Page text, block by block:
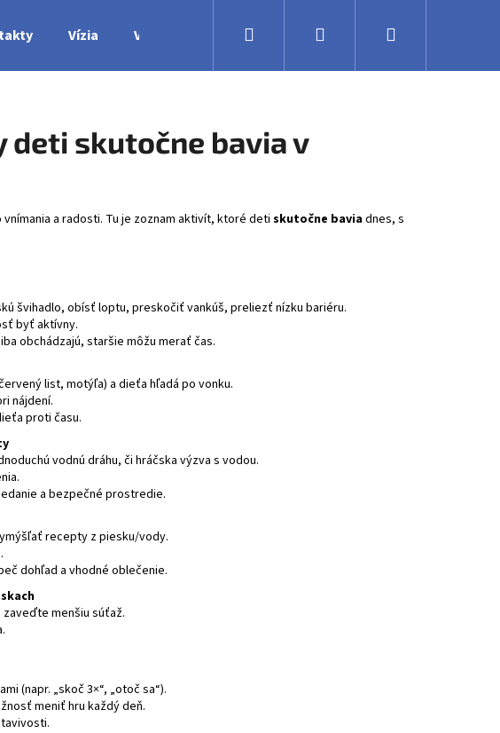
Vízia Výroba Obchodné podmienky Veľkoobchodná
Prihlásenie
skutočne bavia v
a radosti. Tu je zoznam aktivít, ktoré deti skutočne baviadnes, s
švihadlo, obísť loptu, preskočiť vankúš, preliezť nízku bariéru.
byť aktívny.
obchádzajú, staršie môžu merať čas.
list, motýľa) a dieťa hľadá po vonku.
nájdení.
proti času.
vodnú dráhu, či hráčska výzva s vodou.
a bezpečné prostredie.
recepty z piesku/vody.
dohľad a vhodné oblečenie.
menšiu súťaž.
(napr. „skoč 3×“, „otoč sa“).
meniť hru každý deň.